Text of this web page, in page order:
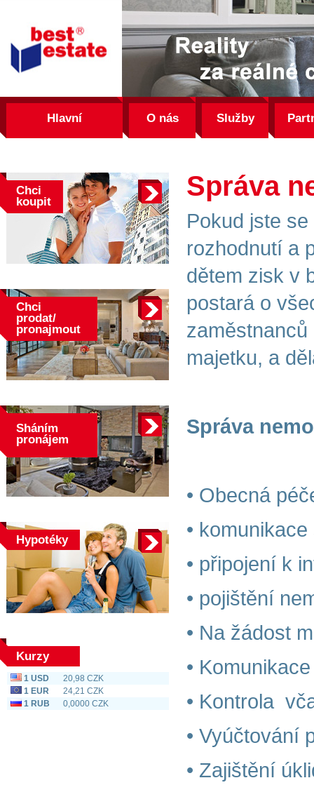
best
estate
Hlavní O nás Služby
Chci
koupit
Chci
prodat/
pronajmout
Sháním
pronájem
Hypotéky
Kurzy
1 USD
20,98 CZK
1 EUR
24,21 CZK
1 RUB
0,0000 CZK
Správa
Pokud jste
rozhodnutí a
dětem zisk v
postará o
majetku, a
Správa
• Obecná
•
• připojení k
• pojištění
• Na žádost
•
• Kontrola
• Vyúčtování
• Zajištění